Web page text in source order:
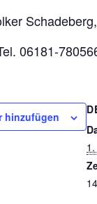
06181-
hinzufügen